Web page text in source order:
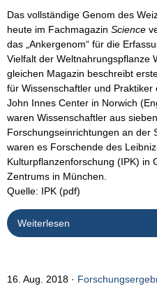
Das vollständige Genom des
heute im Fachmagazin Science
das „Ankergenom“ für die
Vielfalt der Weltnahrungspflanze
gleichen Magazin beschreibt
für Wissenschaftler und
John Innes Center in Norwich
waren Wissenschaftler aus
Forschungseinrichtungen an der
waren es Forschende des
Kulturpflanzenforschung (IPK) in
Zentrums in München.
Quelle: IPK (pdf)
Weiterlesen
16. Aug. 2018